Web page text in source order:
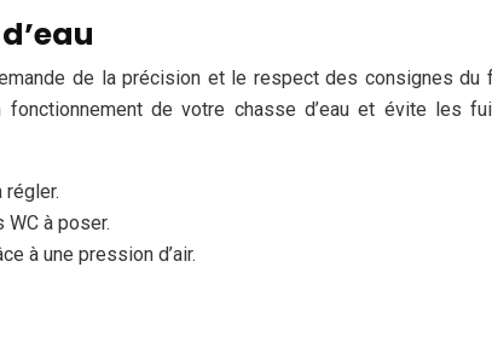
de la précision et le respect des consignes
fonctionnement de votre chasse d’eau et évite les
régler.
à poser.
à une pression d’air.